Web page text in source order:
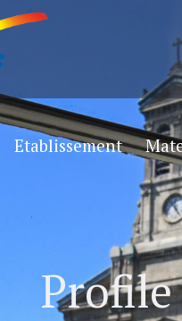
Etablissement